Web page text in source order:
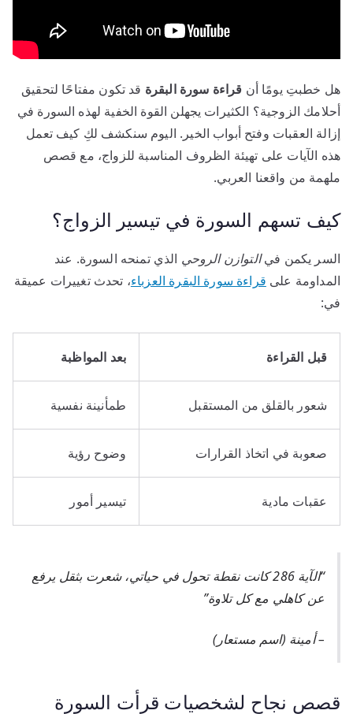
هل خطبتِ يومًا أن قراءة سورة البقرة قد تكون مفتاحًا لتحقيق
أحلامك الزوجية؟ الكثيرات يجهلن القوة الخفية لهذه السورة في
إزالة العقبات وفتح أبواب الخير. اليوم سنكشف لكِ كيف تعمل
هذه الآيات على تهيئة الظروف المناسبة للزواج، مع قصص
ملهمة من واقعنا العربي.
كيف تسهم السورة في تيسير الزواج؟
السر يكمن فيالتوازن الروحي الذي تمنحه السورة. عند
المداومة على قراءة سورة البقرة العزباء، تحدث تغييرات عميقة
في:
قبل القراءة بعد المواظبة
شعور بالقلق من المستقبل طمأنينة نفسية
صعوبة في اتخاذ القرارات وضوح رؤية
عقبات مادية تيسير أمور
“الآية 286 كانت نقطة تحول في حياتي، شعرت بثقل يرفع
عن كاهلي مع كل تلاوة”
– أمينة (اسم مستعار)
قصص نجاح لشخصيات قرأت السورة